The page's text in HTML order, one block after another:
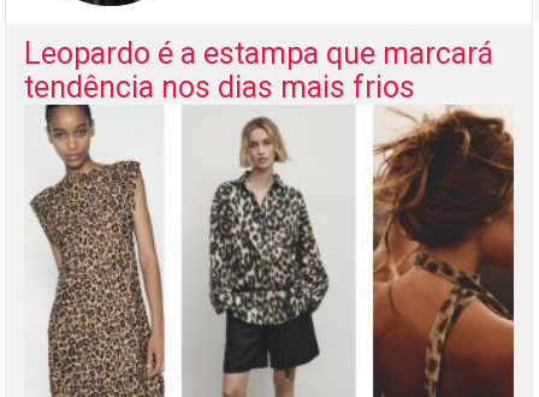
Leopardo é a estampa que marcará
tendência nos dias mais frios